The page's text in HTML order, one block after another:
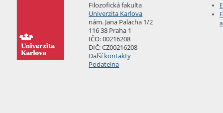
Filozofická fakulta
Univerzita Karlova
nám. Jana Palacha 1/2
116 38 Praha 1
IČO: 00216208
DIČ: CZ00216208
Další kontakty
Podatelna